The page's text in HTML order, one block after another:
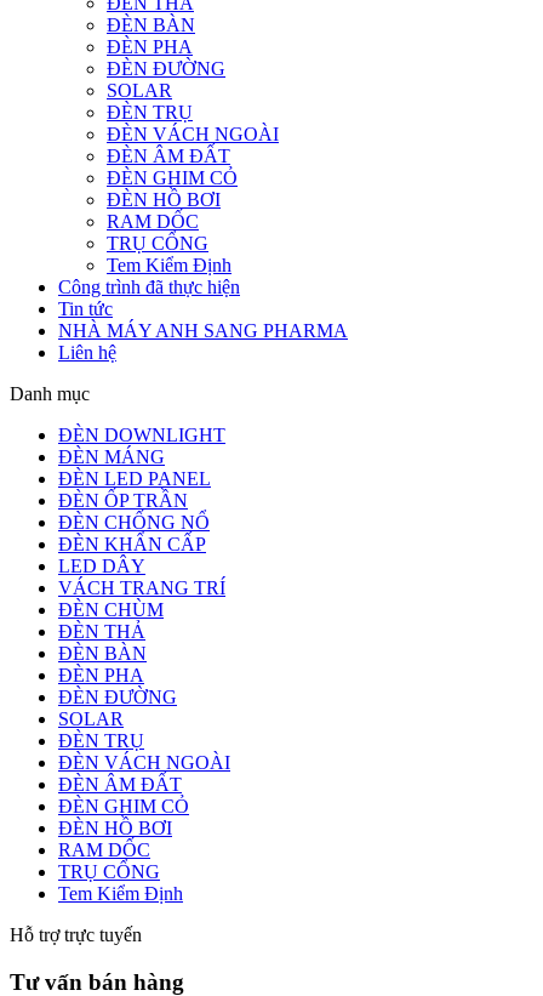
ĐÈN BÀN
ĐÈN PHA
ĐÈN ĐƯỜNG
SOLAR
ĐÈN TRỤ
ĐÈN VÁCH NGOÀI
ĐÈN ÂM ĐẤT
ĐÈN GHIM CỎ
ĐÈN HỒ BƠI
RAM DỐC
TRỤ CỔNG
Tem Kiểm Định
Công trình đã thực hiện
Tin tức
NHÀ MÁY ANH SANG PHARMA
Liên hệ
Danh mục
ĐÈN DOWNLIGHT
ĐÈN MÁNG
ĐÈN LED PANEL
ĐÈN ỐP TRẦN
ĐÈN CHỐNG NỔ
ĐÈN KHẨN CẤP
LED DÂY
VÁCH TRANG TRÍ
ĐÈN CHÙM
ĐÈN THẢ
ĐÈN BÀN
ĐÈN PHA
ĐÈN ĐƯỜNG
SOLAR
ĐÈN TRỤ
ĐÈN VÁCH NGOÀI
ĐÈN ÂM ĐẤT
ĐÈN GHIM CỎ
ĐÈN HỒ BƠI
RAM DỐC
TRỤ CỔNG
Tem Kiểm Định
Hỗ trợ trực tuyến
Tư vấn bán hàng